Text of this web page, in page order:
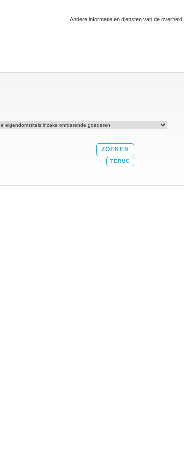
Andere informatie en diensten van de overheid:
TERUG